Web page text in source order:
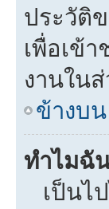
ประวัติ
เพื่อเข้
งานใน
ข้างบน
ทำไมฉั
เป็นไ